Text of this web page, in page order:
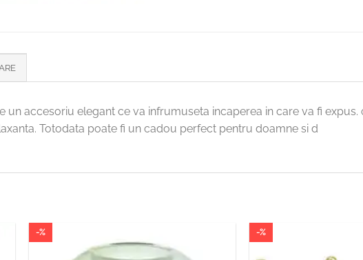
un accesoriu elegant ce va infrumuseta incaperea in care va fi
Totodata poate fi un cadou perfect pentru doamne si d
-% -%